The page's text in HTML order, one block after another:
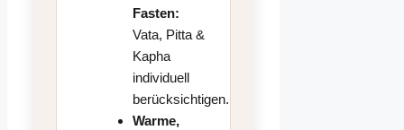
Fasten:
Vata, Pitta &
Kapha
individuell
berücksichtigen.
Warme,